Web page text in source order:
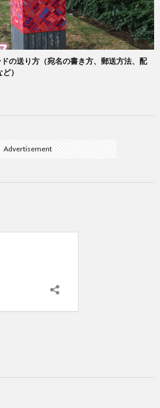
の送り方（宛名の書き方、郵送方法、配
）
Advertisement